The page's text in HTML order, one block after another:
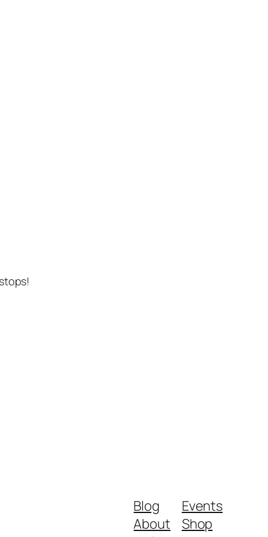
Blog
About
Events
Shop